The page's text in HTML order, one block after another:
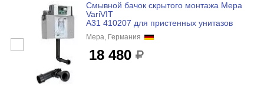
Смывной бачок скрытого монтажа Mepa
VariVIT
A31 410207 для пристенных унитазов
Mepa, Германия
18 480